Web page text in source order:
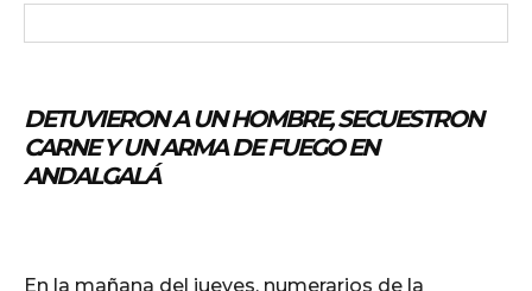
DETUVIERON A UN HOMBRE,SECUESTRON
CARNE Y UN ARMA DE FUEGO EN
ANDALGALÁ
En la mañana del jueves, numerarios de la